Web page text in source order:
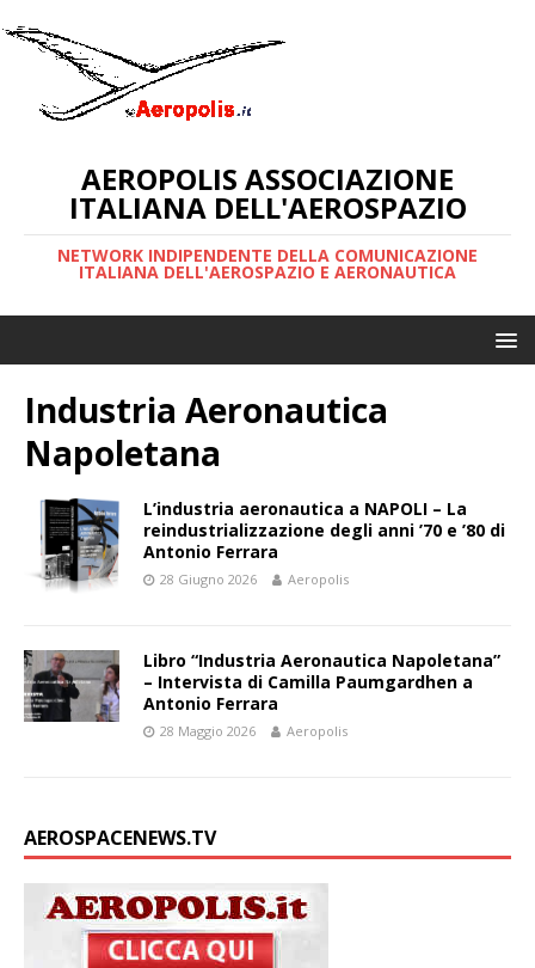
AEROPOLIS ASSOCIAZIONE
ITALIANA DELL'AEROSPAZIO
NETWORK INDIPENDENTE DELLA COMUNICAZIONE
ITALIANA DELL'AEROSPAZIO E AERONAUTICA
Industria Aeronautica
Napoletana
L’industria aeronautica a NAPOLI – La
reindustrializzazione degli anni ’70 e ’80 di
Antonio Ferrara
28 Giugno 2026 Aeropolis
Libro “Industria Aeronautica Napoletana”
– Intervista di Camilla Paumgardhen a
Antonio Ferrara
28 Maggio 2026 Aeropolis
AEROSPACENEWS.TV